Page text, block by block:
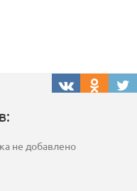
не добавлено